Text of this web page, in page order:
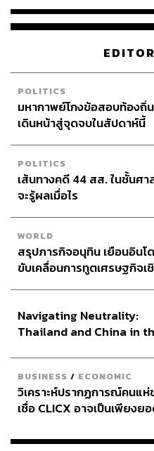
แต่เมื่อเราลองสำรวจเรื่องร
เหมือนว่าแกนหลักสำคัญจริง
เป็นการฉายภาพให้เราเห็นถึ
พร้อมทั้งยังพาเราไปสัมผัสกั
ผ่านเรื่องราวของ Sonny
บาสเกตบอล และมีความเชื่อ
Jordan คือคนที่เขากำลังตาม
ซึ่งความหลงใหล ความเชื่อ
ผลักดันให้เขา ‘ช่างแม่ง’ กับ
ทำ’ ในสิ่งที่แตกต่าง
AIR แผนล่าลายเซ็นยอดตำน
แล้ววันนี้ ในโรงภาพยนตร์
รับชมตัวอย่างได้ที่:
POLITICS
มหากาพย์โกงข้อสอบท้องถิ่
เดินหน้าสู่จุดจบในสัปดาห์นี้
POLITICS
เส้นทางคดี 44 สส. ในชั้นศา
จะรู้ผลเมื่อไร
WORLD
สรุปภารกิจอนุทิน เยือนอินโ
ขับเคลื่อนการทูตเศรษฐกิจเ
Navigating Neutrality:
Thailand and China in
BUSINESS / ECONOMIC
วิเคราะห์ปรากฏการณ์คนแ
เชื่อ CLICX อาจเป็นเพียงย
เรือนไทยที่ถูกซุกไว้